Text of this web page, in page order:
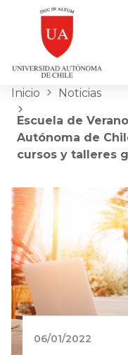
Inicio Noticias
Escuela de
Autónoma de
cursos y talleres
06/01/2022